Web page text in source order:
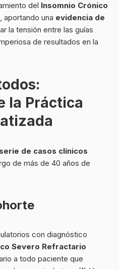
del Insomnio Crónico
, aportando una evidencia de
la tensión entre las guías
de resultados en la
la Práctica
serie de casos clínicos
de más de 40 años de
con diagnóstico
Severo Refractario
a todo paciente que